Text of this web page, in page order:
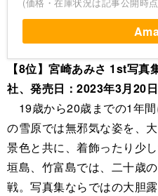
【8位】宮崎あみさ 1st写
社、発売日：2023年3月20日
19歳から20歳までの1年
の雪原では無邪気な姿を、
景色と共に、着飾ったり少
垣島、竹富島では、二十歳
戦。写真集ならではの大胆